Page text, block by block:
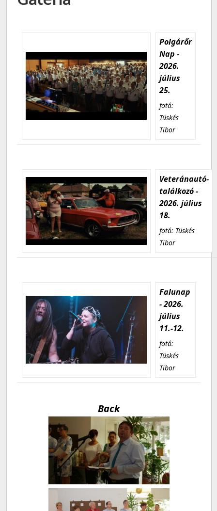
Polgárőr
Nap -
2026.
július
25.
fotó:
Tüskés
Tibor
Veteránautó-
találkozó -
2026. július
18.
fotó: Tüskés
Tibor
Falunap
- 2026.
július
11.-12.
fotó:
Tüskés
Tibor
Back